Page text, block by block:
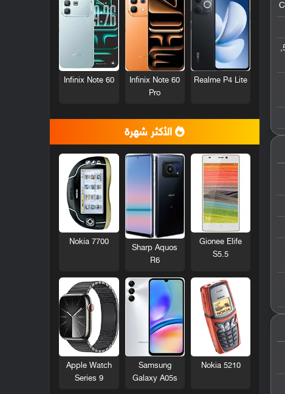
1, 2, 3, 4, 5, 7, 8, 12, 13, 17, 18, 19, 20, 25, 26, 28, 32, 38, 39, 40, 41, 66 - النسخة العالمية / 1, 2, 3, 4, 5,
Realme P4 Lite
Infinix Note 60
Pro
Infinix Note 60
الأكثر شهرة
Gionee Elife
S5.5
Sharp Aquos
R6
Nokia 7700
Nokia 5210
Samsung
Galaxy A05s
Apple Watch
Series 9